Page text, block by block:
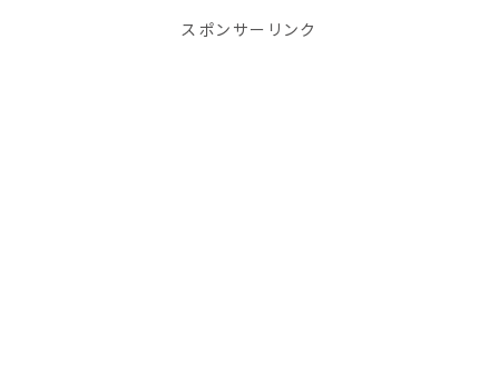
スポンサーリンク